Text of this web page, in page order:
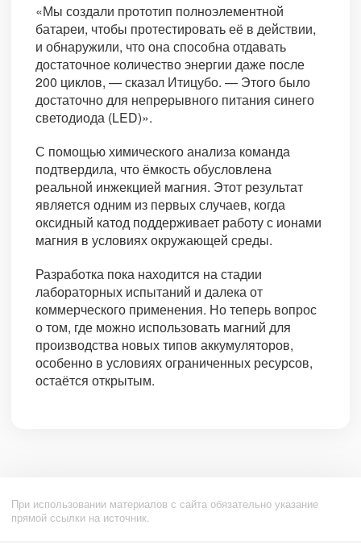
«Мы создали прототип полноэлементной
батареи, чтобы протестировать её в действии,
и обнаружили, что она способна отдавать
достаточное количество энергии даже после
200 циклов, — сказал Итицубо. — Этого было
достаточно для непрерывного питания синего
светодиода (LED)».
С помощью химического анализа команда
подтвердила, что ёмкость обусловлена
реальной инжекцией магния. Этот результат
является одним из первых случаев, когда
оксидный катод поддерживает работу с ионами
магния в условиях окружающей среды.
Разработка пока находится на стадии
лабораторных испытаний и далека от
коммерческого применения. Но теперь вопрос
о том, где можно использовать магний для
производства новых типов аккумуляторов,
особенно в условиях ограниченных ресурсов,
остаётся открытым.
При использовании материалов с сайта обязательно указание
прямой ссылки на источник.